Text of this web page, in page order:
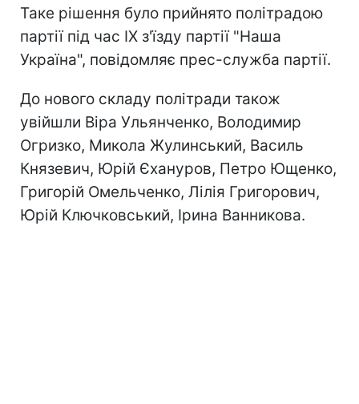
Таке рішення було прийнято політрадою
партії під час IX з'їзду партії "Наша
Україна", повідомляє прес-служба партії.
До нового складу політради також
увійшли Віра Ульянченко, Володимир
Огризко, Микола Жулинський, Василь
Князевич, Юрій Єхануров, Петро Ющенко,
Григорій Омельченко, Лілія Григорович,
Юрій Ключковський, Ірина Ванникова.